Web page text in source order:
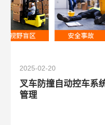
2025-02-20
叉车防撞自动控车系
管理